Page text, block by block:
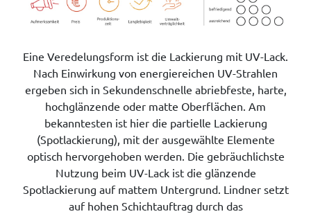
Eine Veredelungsform ist die Lackierung mit UV-Lack.
Nach Einwirkung von energiereichen UV-Strahlen
ergeben sich in Sekundenschnelle abriebfeste, harte,
hochglänzende oder matte Oberflächen. Am
bekanntesten ist hier die partielle Lackierung
(Spotlackierung), mit der ausgewählte Elemente
optisch hervorgehoben werden. Die gebräuchlichste
Nutzung beim UV-Lack ist die glänzende
Spotlackierung auf mattem Untergrund. Lindner setzt
auf hohen Schichtauftrag durch das